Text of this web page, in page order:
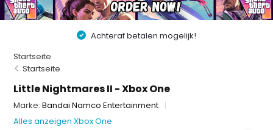
Achteraf betalen mogelijk!
Startseite
Startseite
Little Nightmares II - Xbox One
Marke:Bandai Namco Entertainment
Alles anzeigen Xbox One